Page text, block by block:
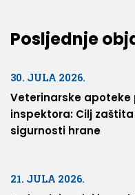
Posljednje
30. JULA 2026.
Veterinarske
inspektora: Cilj
sigurnosti hrane
21. JULA 2026.